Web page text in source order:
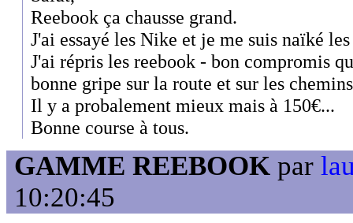
Reebook ça chausse grand.
J'ai essayé les Nike et je me suis naïké
J'ai répris les reebook - bon compromis
bonne gripe sur la route et sur les
Il y a probalement mieux mais à 150€...
Bonne course à tous.
GAMME REEBOOK par
10:20:45